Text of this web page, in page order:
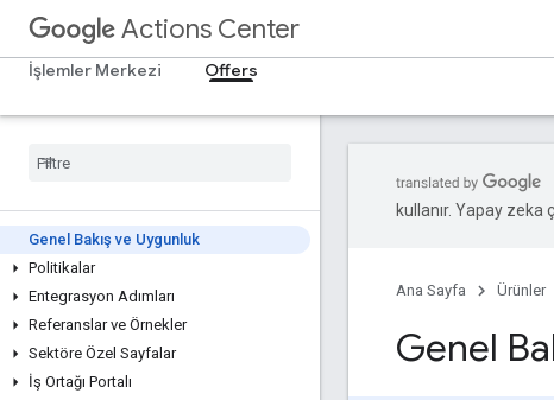
Actions Center
İşlemler Merkezi
Offers
Genel Bakış ve Uygunluk
Politikalar
Entegrasyon Adımları
Referanslar ve Örnekler
Sektöre Özel Sayfalar
İş Ortağı Portalı
kullanır. Yapay zeka
Ana Sayfa Ürünler
Genel